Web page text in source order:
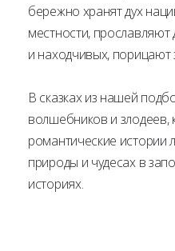
бережно хранят дух
местности,
и находчивых, порицают
В сказках из нашей
волшебников и злодеев,
романтические истории
природы и чудесах в
историях.